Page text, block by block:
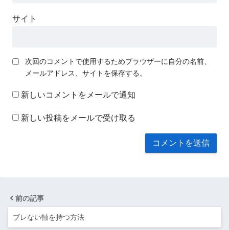
サイト
次回のコメントで使用するためブラウザーに自分の名前、
メールアドレス、サイトを保存する。
新しいコメントをメールで通知
新しい投稿をメールで受け取る
前の記事
ブレない軸を持つ方法